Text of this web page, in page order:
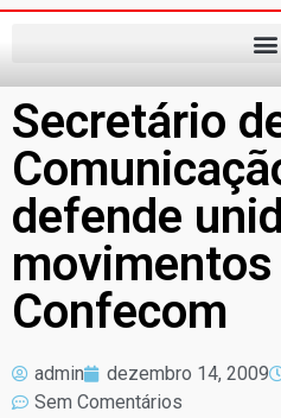
Secretário
defende
Confecom
admin dezembro 14, 2009
Sem Comentários